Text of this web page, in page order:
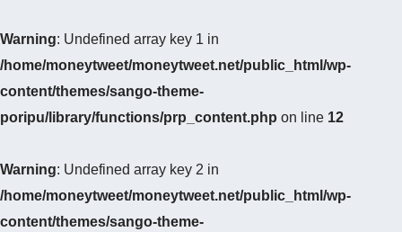
Warning: Undefined array key 1 in
/home/moneytweet/moneytweet.net/public_html/wp-
content/themes/sango-theme-
poripu/library/functions/prp_content.php on line 12
Warning: Undefined array key 2 in
/home/moneytweet/moneytweet.net/public_html/wp-
content/themes/sango-theme-